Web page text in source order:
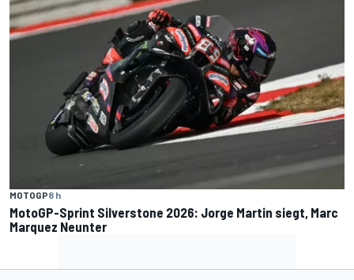
MOTOGP8 h
MotoGP-Sprint Silverstone 2026: Jorge Martin siegt, Marc
Marquez Neunter